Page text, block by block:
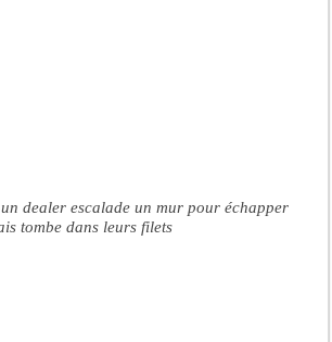
dealer escalade un mur pour échapper
tombe dans leurs filets